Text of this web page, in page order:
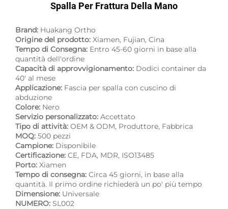
Spalla Per Frattura Della Mano
Brand: Huakang Ortho
Origine del prodotto: Xiamen, Fujian, Cina
Tempo di Consegna: Entro 45-60 giorni in base alla
quantità dell'ordine
Capacità di approvvigionamento: Dodici container da
40' al mese
Applicazione: Fascia per spalla con cuscino di
abduzione
Colore: Nero
Servizio personalizzato: Accettato
Tipo di attività: OEM & ODM, Produttore, Fabbrica
MOQ: 500 pezzi
Campione: Disponibile
Certificazione: CE, FDA, MDR, ISO13485
Porto: Xiamen
Tempo di consegna: Circa 45 giorni, in base alla
quantità. Il primo ordine richiederà un po' più tempo
Dimensione: Universale
NUMERO: SL002